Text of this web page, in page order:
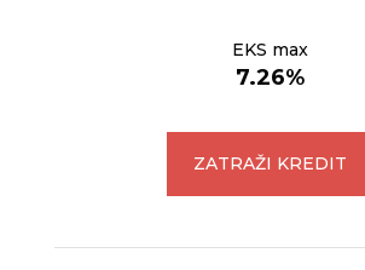
EKS max
7.26%
ZATRAŽI KREDIT